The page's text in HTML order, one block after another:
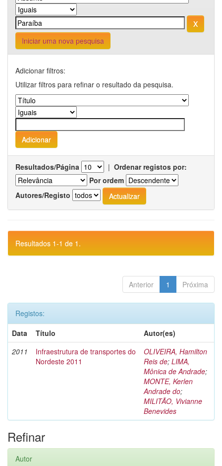
Iniciar uma nova pesquisa
Adicionar filtros:
Utilizar filtros para refinar o resultado da pesquisa.
Resultados/Página | Ordenar registos por:
Por ordem
Autores/Registo
Resultados 1-1 de 1.
Anterior 1 Próxima
Registos:
Data
Título
Autor(es)
2011
Infraestrutura de transportes do
Nordeste 2011
OLIVEIRA, Hamilton
Reis de; LIMA,
Mônica de Andrade;
MONTE, Kerlen
Andrade do;
MILITÃO, Vivianne
Benevides
Refinar
Autor